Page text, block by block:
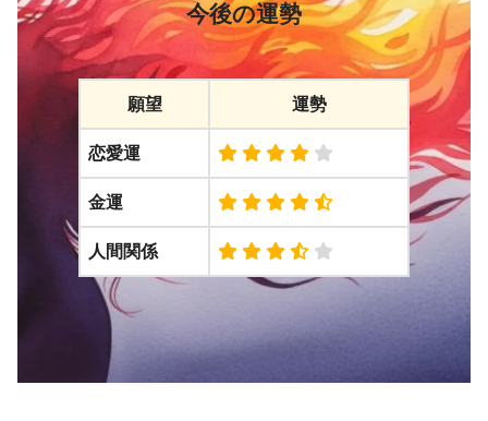
今後の運勢
願望 運勢
恋愛運
金運
人間関係